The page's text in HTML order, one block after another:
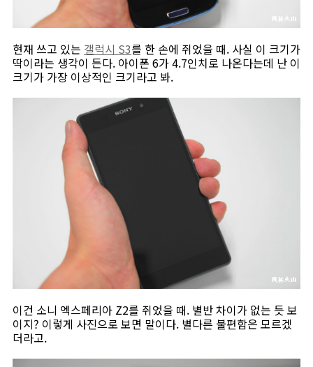
현재 쓰고 있는 갤럭시 S3를 한 손에 쥐었을 때. 사실 이 크기가
딱이라는 생각이 든다. 아이폰 6가 4.7인치로 나온다는데 난 이
크기가 가장 이상적인 크기라고 봐.
이건 소니 엑스페리아 Z2를 쥐었을 때. 별반 차이가 없는 듯 보
이지? 이렇게 사진으로 보면 말이다. 별다른 불편함은 모르겠
더라고.